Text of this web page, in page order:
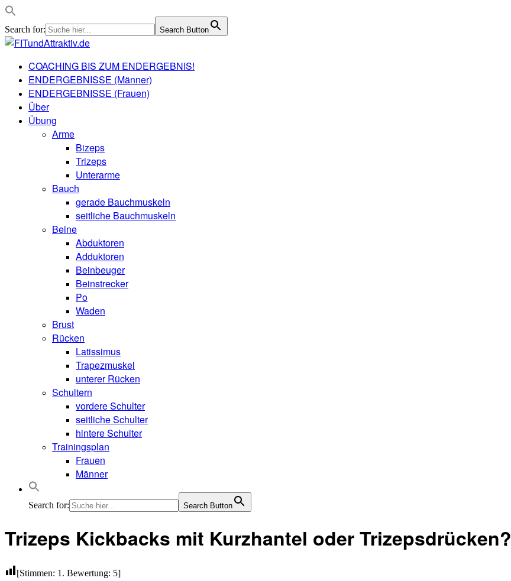
Search for: Search Button
COACHING BIS ZUM ENDERGEBNIS!
ENDERGEBNISSE (Männer)
ENDERGEBNISSE (Frauen)
Über
Übung
Arme
Bizeps
Trizeps
Unterarme
Bauch
gerade Bauchmuskeln
seitliche Bauchmuskeln
Beine
Abduktoren
Adduktoren
Beinbeuger
Beinstrecker
Po
Waden
Brust
Rücken
Latissimus
Trapezmuskel
unterer Rücken
Schultern
vordere Schulter
seitliche Schulter
hintere Schulter
Trainingsplan
Frauen
Männer
Search for: Search Button
Trizeps Kickbacks mit Kurzhantel oder Trizepsdrücken?
[Stimmen: 1 . Bewertung: 5]